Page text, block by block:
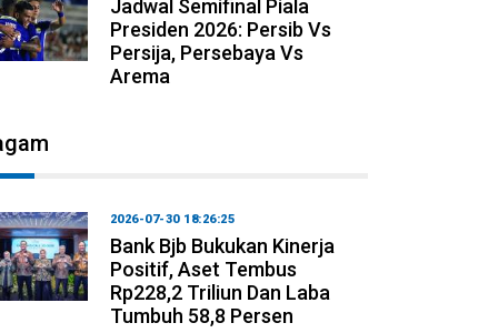
Jadwal Semifinal Piala
Presiden 2026: Persib Vs
Persija, Persebaya Vs
Arema
2026-07-30 18:26:25
Bank Bjb Bukukan Kinerja
Positif, Aset Tembus
Rp228,2 Triliun Dan Laba
Tumbuh 58,8 Persen